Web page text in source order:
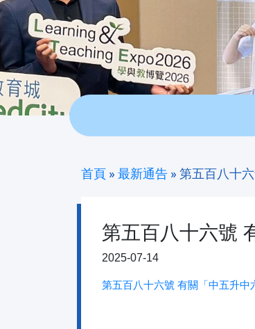
首頁 » 最新通告 » 第五百八十
第五百八十六號
2025-07-14
第五百八十六號 有關「中五升中